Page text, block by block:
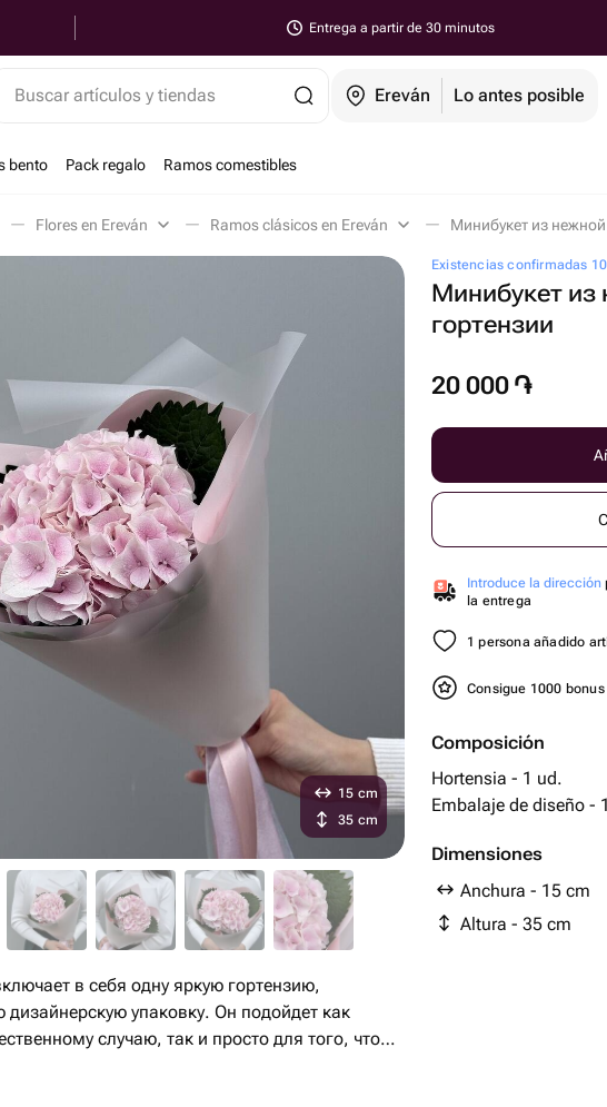
Entrega a partir de 30 minutos
Buscar artículos y tiendas Ereván Lo antes posible
bento Pack regalo Ramos comestibles
Flores en Ereván Ramos clásicos en Ereván Минибукет из
Existencias confirmadas
Минибукет из
гортензии
20 000 ֏
Introduce la dirección
la entrega
1 persona añadido
Consigue 1000 bonus
Composición
Hortensia - 1 ud.
Dimensiones
Anchura - 15 cm
Altura - 35 cm
15 cm
35 cm
в себя одну яркую гортензию,
дизайнерскую упаковку. Он подойдет как
случаю, так и просто для того, чтобы
близкому человеку. Гортензия - символ